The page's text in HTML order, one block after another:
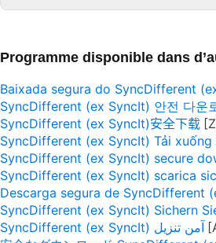
Programme disponible dans
Baixada segura do SyncDifferent
SyncDifferent (ex SyncIt) 안전 다운
SyncDifferent (ex SyncIt)安全下载
SyncDifferent (ex SyncIt) Tải xuống
SyncDifferent (ex SyncIt) secure
SyncDifferent (ex SyncIt) scarica
Descarga segura de SyncDifferent
SyncDifferent (ex SyncIt) Sichern
SyncDifferent (ex SyncIt) آمن تنزيل